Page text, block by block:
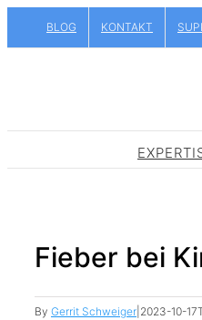
to
BLOG KONTAKT
Fieber bei
By Gerrit Schweiger 2023-10-